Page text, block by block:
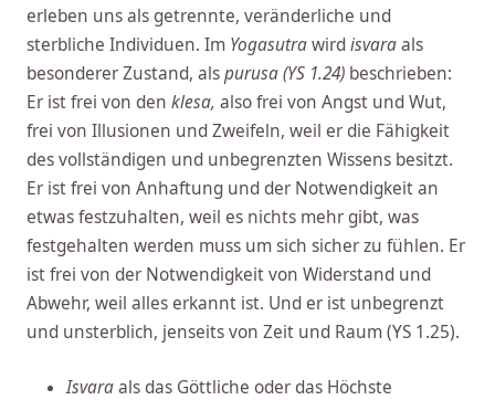
erleben uns als getrennte, veränderliche und
sterbliche Individuen. Im Yogasutrawirdisvaraals
besonderer Zustand, alspurusa (YS 1.24) beschrieben:
Er ist frei von den klesa, also frei von Angst und Wut,
frei von Illusionen und Zweifeln, weil er die Fähigkeit
des vollständigen und unbegrenzten Wissens besitzt.
Er ist frei von Anhaftung und der Notwendigkeit an
etwas festzuhalten, weil es nichts mehr gibt, was
festgehalten werden muss um sich sicher zu fühlen. Er
ist frei von der Notwendigkeit von Widerstand und
Abwehr, weil alles erkannt ist. Und er ist unbegrenzt
und unsterblich, jenseits von Zeit und Raum (YS 1.25).
Isvaraals das Göttliche oder das Höchste